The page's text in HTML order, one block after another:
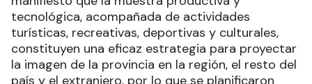
tecnológica, acompañada de actividades
turísticas, recreativas, deportivas y culturales,
constituyen una eficaz estrategia para proyectar
la imagen de la provincia en la región, el resto del
país y el extranjero, por lo que se planificaron